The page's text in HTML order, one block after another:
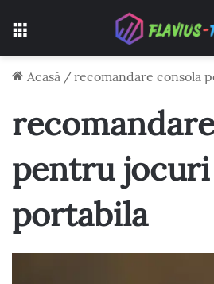
Acasă /recomandare consola
pentru jocuri
portabila